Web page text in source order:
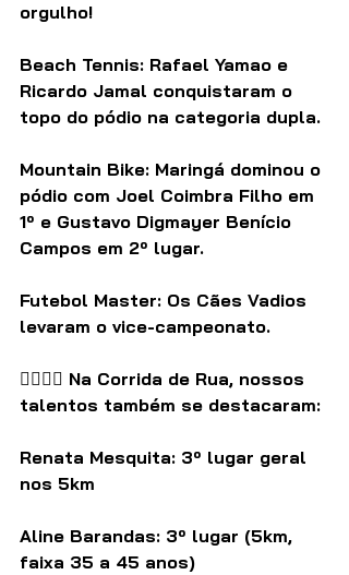
orgulho!
Beach Tennis: Rafael Yamao e
Ricardo Jamal conquistaram o
topo do pódio na categoria dupla.
Mountain Bike: Maringá dominou o
pódio com Joel Coimbra Filho em
1º e Gustavo Digmayer Benício
Campos em 2º lugar.
Futebol Master: Os Cães Vadios
levaram o vice-campeonato.
🏃‍♀️🏃‍♂️ Na Corrida de Rua, nossos
talentos também se destacaram:
Renata Mesquita: 3º lugar geral
nos 5km
Aline Barandas: 3º lugar (5km,
faixa 35 a 45 anos)